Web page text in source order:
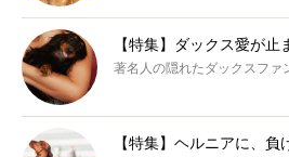
【特集】ダックス愛が止
著名人の隠れたダックスファ
【特集】ヘルニアに、負